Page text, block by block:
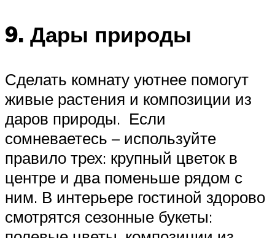
9. Дары природы
Сделать комнату уютнее помогут
живые растения и композиции из
даров природы. Если
сомневаетесь – используйте
правило трех: крупный цветок в
центре и два поменьше рядом с
ним. В интерьере гостиной здорово
смотрятся сезонные букеты: